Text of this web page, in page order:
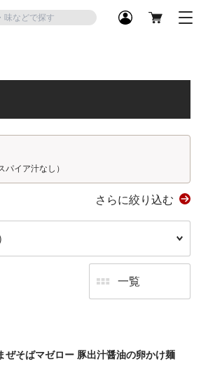
パイア汁なし）
さらに絞り込む
ぜそばマゼロー 豚出汁醤油の卵かけ麺